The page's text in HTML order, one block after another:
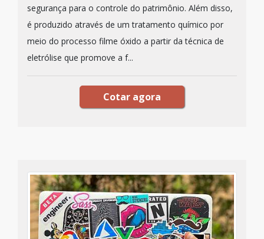
segurança para o controle do patrimônio. Além disso,
é produzido através de um tratamento químico por
meio do processo filme óxido a partir da técnica de
eletrólise que promove a f...
Cotar agora